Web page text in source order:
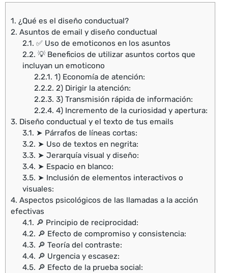
1. ¿Qué es el diseño conductual?
2. Asuntos de email y diseño conductual
2.1. ✅ Uso de emoticonos en los asuntos
2.2. 💡 Beneficios de utilizar asuntos cortos que
incluyan un emoticono
2.2.1. 1) Economía de atención:
2.2.2. 2) Dirigir la atención:
2.2.3. 3) Transmisión rápida de información:
2.2.4. 4) Incremento de la curiosidad y apertura:
3. Diseño conductual y el texto de tus emails
3.1. ➤ Párrafos de líneas cortas:
3.2. ➤ Uso de textos en negrita:
3.3. ➤ Jerarquía visual y diseño:
3.4. ➤ Espacio en blanco:
3.5. ➤ Inclusión de elementos interactivos o
visuales:
4. Aspectos psicológicos de las llamadas a la acción
efectivas
4.1. 🔎 Principio de reciprocidad:
4.2. 🔎 Efecto de compromiso y consistencia:
4.3. 🔎 Teoría del contraste:
4.4. 🔎 Urgencia y escasez:
4.5. 🔎 Efecto de la prueba social: